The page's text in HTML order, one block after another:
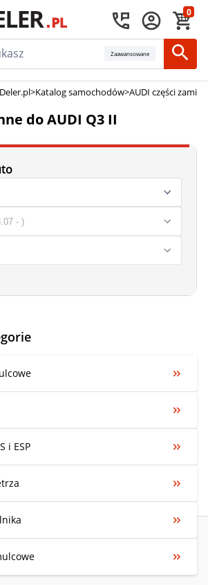
0
Zaawansowane
>Katalog samochodów>AUDI części
do AUDI Q3 II
i ESP